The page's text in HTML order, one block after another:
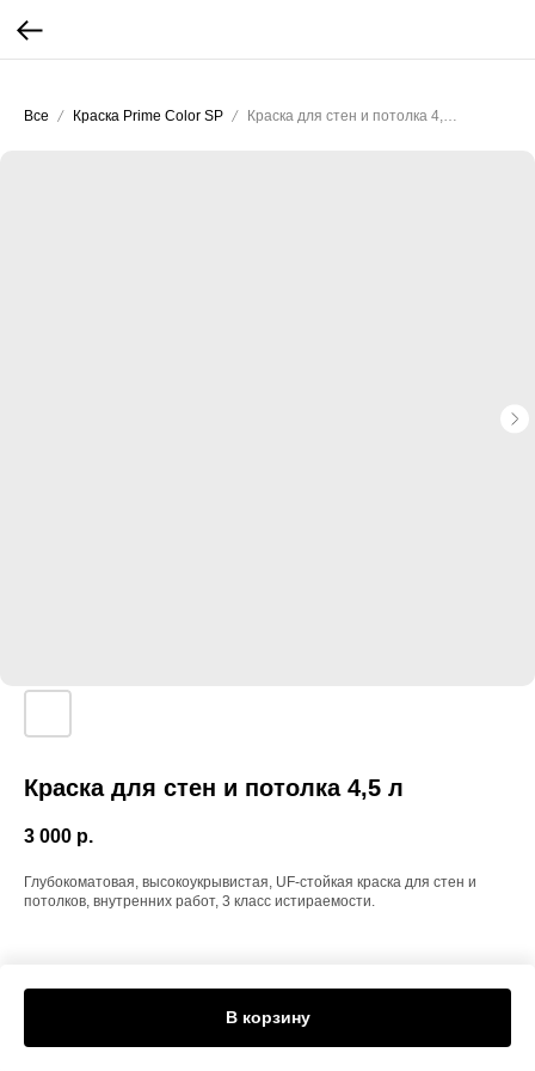
Все Краска Prime Color SP Краска для стен и потолка 4,5 л
Краска для стен и потолка 4,5 л
3 000 р.
В корзину
Глубокоматовая, высокоукрывистая, UF-стойкая краска для стен и
потолков, внутренних работ, 3 класс истираемости.